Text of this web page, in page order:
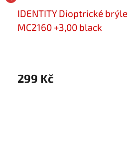
IDENTITY Dioptrické brýle
MC2160 +3,00 black
299 Kč